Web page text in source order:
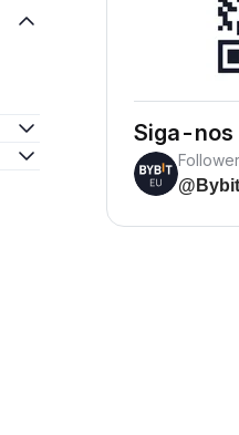
Siga-nos